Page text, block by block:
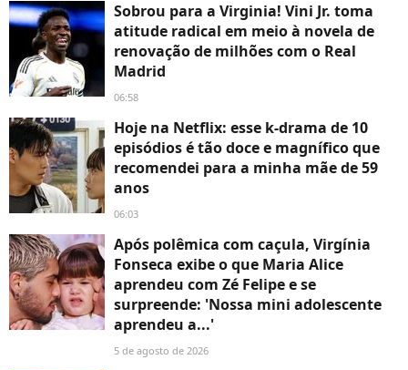
Sobrou para a Virginia! Vini Jr. toma
atitude radical em meio à novela de
renovação de milhões com o Real
Madrid
06:58
Hoje na Netflix: esse k-drama de 10
episódios é tão doce e magnífico que
recomendei para a minha mãe de 59
anos
06:03
Após polêmica com caçula, Virgínia
Fonseca exibe o que Maria Alice
aprendeu com Zé Felipe e se
surpreende: 'Nossa mini adolescente
aprendeu a...'
5 de agosto de 2026